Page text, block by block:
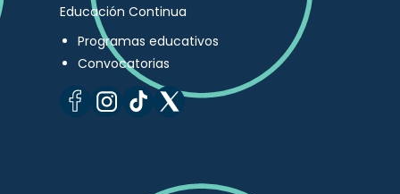
Educación Continua
Programas educativos
Convocatorias